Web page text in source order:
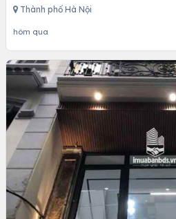
Thành phố Hà Nội
hôm qua